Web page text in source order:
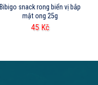
Bibigo snack rong biển vị bắp
mật ong 25g
45 Kč